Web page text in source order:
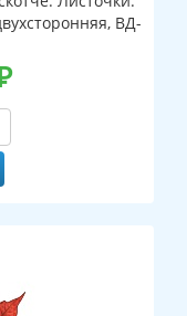
ВД-